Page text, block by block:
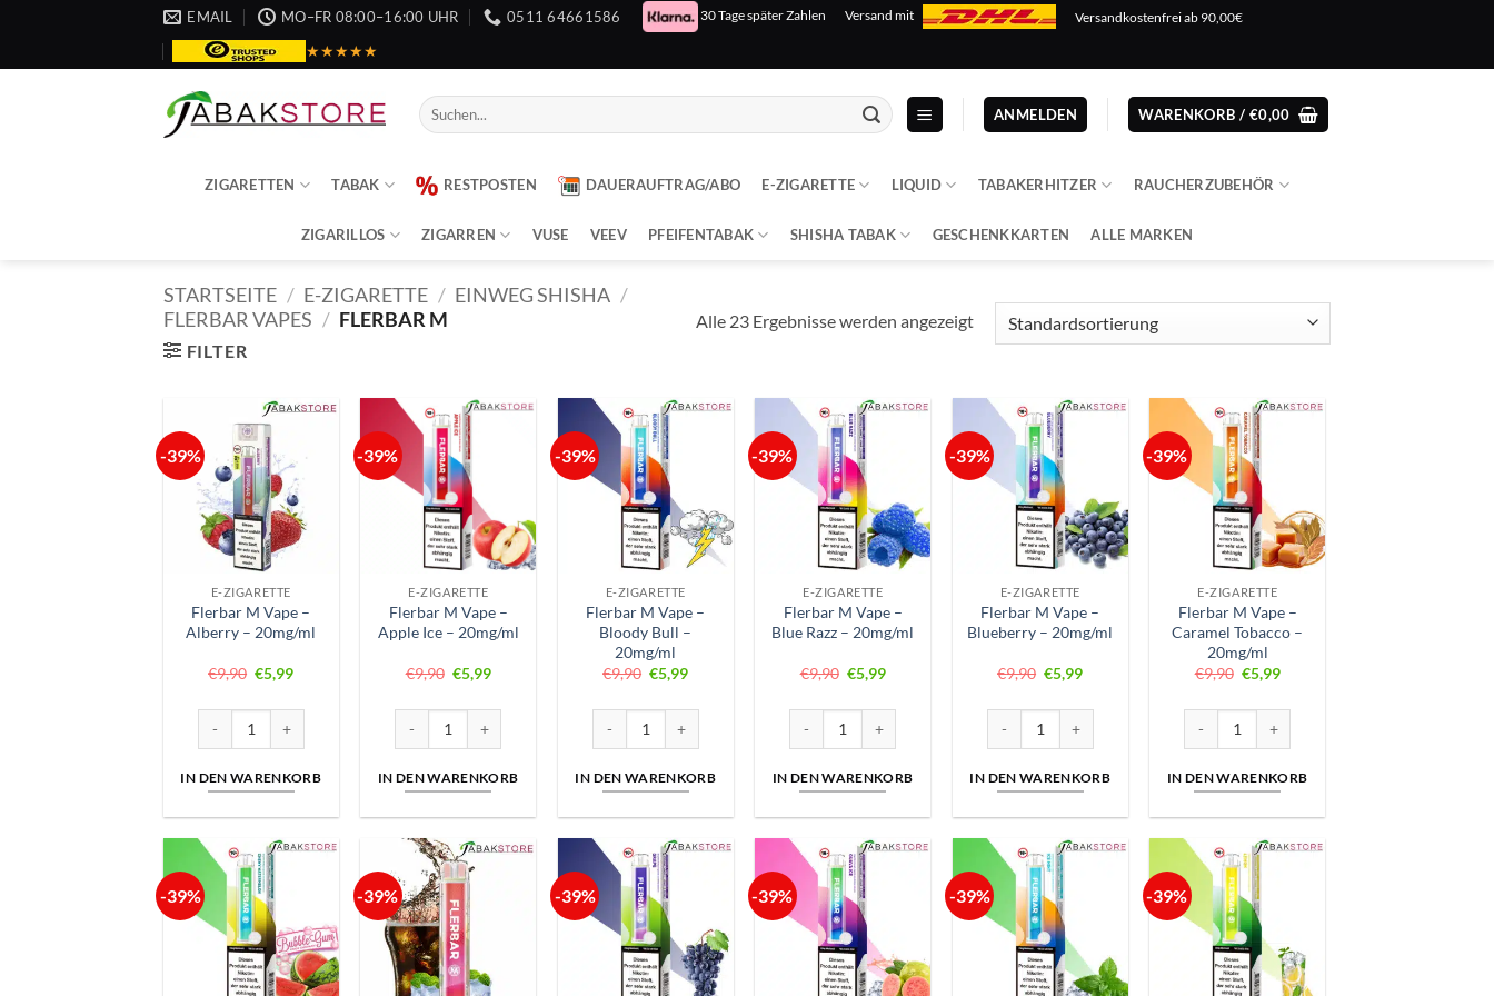
springen
EMAIL MO–FR 08:00–16:00 UHR 0511 64661586 30 Tage später Zahlen Versand mit Versandkostenfrei ab 90,00€
★★★★★
Suche
nach:
ANMELDEN WARENKORB / €0,00
ZIGARETTEN TABAK RESTPOSTEN DAUERAUFTRAG/ABO E-ZIGARETTE LIQUID TABAKERHITZER RAUCHERZUBEHÖR
ZIGARILLOS ZIGARREN VUSE VEEV PFEIFENTABAK SHISHA TABAK GESCHENKKARTEN ALLE MARKEN
STARTSEITE / E-ZIGARETTE / EINWEG SHISHA /
FLERBAR VAPES / FLERBAR M
FILTER
Alle 23 Ergebnisse werden angezeigt
-39%
E-ZIGARETTE
Flerbar M Vape –
Alberry – 20mg/ml
€9,90 Ursprünglicher
Preis
€5,99Aktueller
IN DEN WARENKORB
-39%
E-ZIGARETTE
Flerbar M Vape –
Apple Ice – 20mg/ml
€9,90 Ursprünglicher
Preis
€5,99Aktueller
IN DEN WARENKORB
-39%
E-ZIGARETTE
Flerbar M Vape –
Bloody Bull –
20mg/ml
€9,90 Ursprünglicher
Preis
€5,99Aktueller
IN DEN WARENKORB
-39%
E-ZIGARETTE
Flerbar M Vape –
Blue Razz – 20mg/ml
€9,90 Ursprünglicher
Preis
€5,99Aktueller
IN DEN WARENKORB
-39%
E-ZIGARETTE
Flerbar M Vape –
Blueberry – 20mg/ml
€9,90 Ursprünglicher
Preis
€5,99Aktueller
IN DEN WARENKORB
-39%
E-ZIGARETTE
Flerbar M Vape –
Caramel Tobacco –
20mg/ml
€9,90 Ursprünglicher
Preis
€5,99Aktueller
IN DEN WARENKORB
-39% -39% -39% -39% -39% -39%